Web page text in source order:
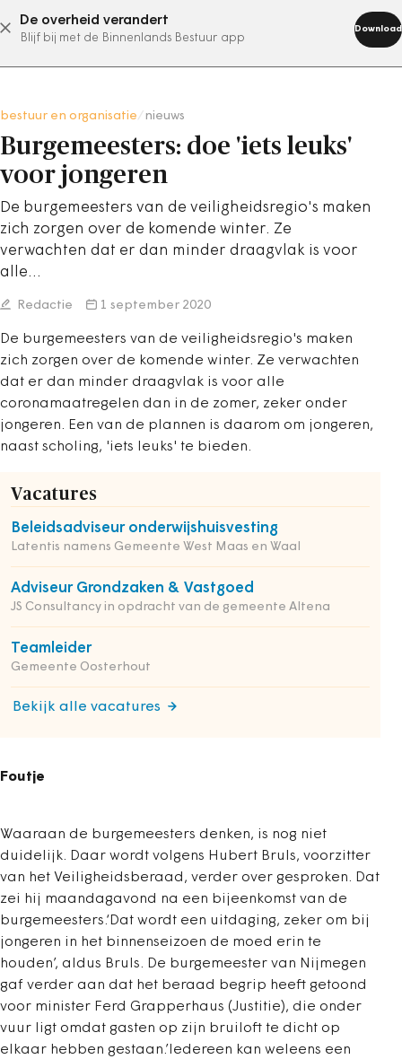
De overheid verandert
Blijf bij met de Binnenlands Bestuur app
Download
abonneer nu
bestuur en organisatie nieuws
Burgemeesters: doe 'iets leuks'
voor jongeren
De burgemeesters van de veiligheidsregio's maken
zich zorgen over de komende winter. Ze
verwachten dat er dan minder draagvlak is voor
alle…
Redactie 1 september 2020
De burgemeesters van de veiligheidsregio's maken
zich zorgen over de komende winter. Ze verwachten
dat er dan minder draagvlak is voor alle
coronamaatregelen dan in de zomer, zeker onder
jongeren. Een van de plannen is daarom om jongeren,
naast scholing, 'iets leuks' te bieden.
Vacatures
Beleidsadviseur onderwijshuisvesting
Latentis namens Gemeente West Maas en Waal
Adviseur Grondzaken & Vastgoed
JS Consultancy in opdracht van de gemeente Altena
Teamleider
Gemeente Oosterhout
Bekijk alle vacatures
Foutje
Waaraan de burgemeesters denken, is nog niet
duidelijk. Daar wordt volgens Hubert Bruls, voorzitter
van het Veiligheidsberaad, verder over gesproken. Dat
zei hij maandagavond na een bijeenkomst van de
burgemeesters.‘Dat wordt een uitdaging, zeker om bij
jongeren in het binnenseizoen de moed erin te
houden’, aldus Bruls. De burgemeester van Nijmegen
gaf verder aan dat het beraad begrip heeft getoond
voor minister Ferd Grapperhaus (Justitie), die onder
vuur ligt omdat gasten op zijn bruiloft te dicht op
elkaar hebben gestaan.’Iedereen kan weleens een